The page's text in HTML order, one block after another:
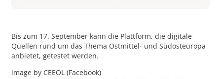
Bis zum 17. September kann die Platt­form, die digitale
Quellen rund um das Thema Ostmittel- und Südosteuropa
anbietet, getestet werden.
image by CEEOL (Facebook)